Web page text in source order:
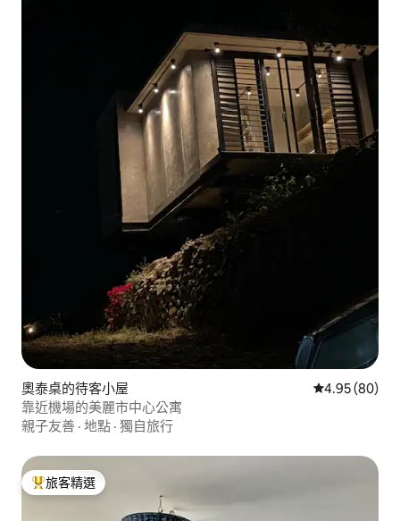
奧泰桌的待客小屋 從 80 則評價
4.95 (80)
靠近機場的美麗市中心公寓
親子友善 · 地點 · 獨自旅行
旅客精選榜首
旅客精選